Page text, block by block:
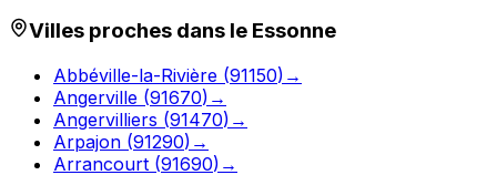
Villes proches dans le Essonne
Abbéville-la-Rivière (91150) →
Angerville (91670) →
Angervilliers (91470) →
Arpajon (91290) →
Arrancourt (91690) →